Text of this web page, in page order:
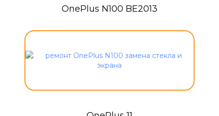
OnePlus N100 BE2013